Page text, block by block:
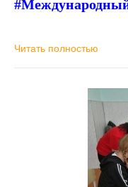
Читать полностью